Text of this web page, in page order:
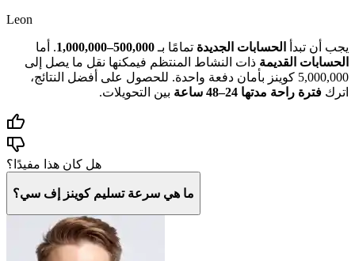
Leon
يجب أن تبدأ الحسابات الجديدة تمامًا بـ 500,000–1,000,000
. أما
الحسابات القديمة ذات النشاط المنتظم فيمكنها نقل ما يصل إلى
5,000,000 كوينز بأمان دفعة واحدة. للحصول على أفضل النتائج،
اترك فترة راحة مدتها 24–48 ساعة بين التحويلات.
هل كان هذا مفيدًا؟
ما هي سرعة تسليم كوينز إف سي؟